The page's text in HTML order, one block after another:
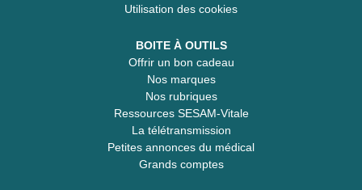
Utilisation des cookies
BOITE À OUTILS
Offrir un bon cadeau
Nos marques
Nos rubriques
Ressources SESAM-Vitale
La télétransmission
Petites annonces du médical
Grands comptes